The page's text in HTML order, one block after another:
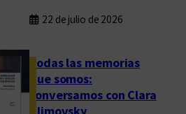
22 de julio de 2026
Todas las memorias
que somos:
conversamos con Clara